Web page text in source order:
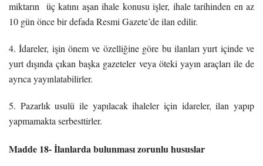
miktarın üç katını aşan ihale konusu işler, ihale tarihinden en az
10 gün önce bir defada Resmi Gazete’de ilan edilir.
4. İdareler, işin önem ve özelliğine göre bu ilanları yurt içinde ve
yurt dışında çıkan başka gazeteler veya öteki yayın araçları ile de
ayrıca yayınlatabilirler.
5. Pazarlık usulü ile yapılacak ihaleler için idareler, ilan yapıp
yapmamakta serbesttirler.
Madde 18- İlanlarda bulunması zorunlu hususlar